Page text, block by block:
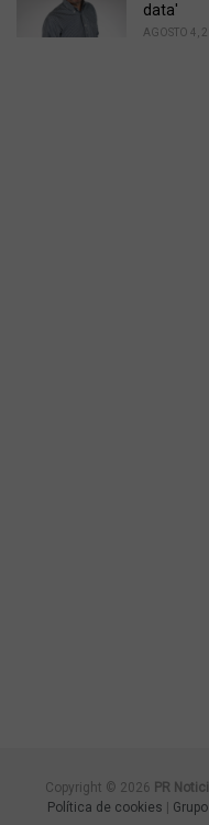
data'
AGOSTO 4,
Copyright © 2026 PR
Política de cookies